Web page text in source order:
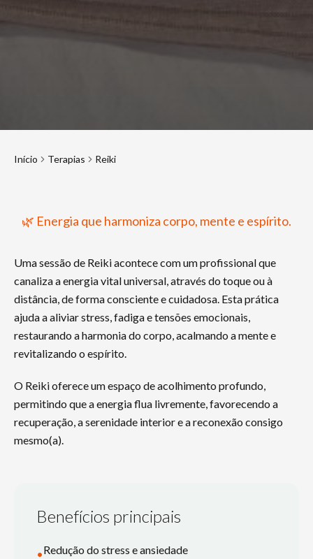
Início Terapias Reiki
🌿 Energia que harmoniza corpo, mente e espírito.
Uma sessão de Reiki acontece com um profissional que
canaliza a energia vital universal, através do toque ou à
distância, de forma consciente e cuidadosa. Esta prática
ajuda a aliviar stress, fadiga e tensões emocionais,
restaurando a harmonia do corpo, acalmando a mente e
revitalizando o espírito.
O Reiki oferece um espaço de acolhimento profundo,
permitindo que a energia flua livremente, favorecendo a
recuperação, a serenidade interior e a reconexão consigo
mesmo(a).
Benefícios principais
•Redução do stress e ansiedade